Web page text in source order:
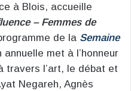
à Blois, accueille
– Femmes de
de la Semaine
met à l’honneur
travers l’art, le débat et
Negareh, Agnès